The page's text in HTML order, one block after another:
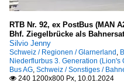
RTB Nr. 92, ex PostBus (MAN
Bhf. Ziegelbrücke als
Silvio Jenny
Schweiz / Regionen / Glarnerland ,
Niederflurbus 3. Generation (Lion's
Bus AG, Schweiz / Sonstiges /
 240 1200x800 Px, 10.01.2024